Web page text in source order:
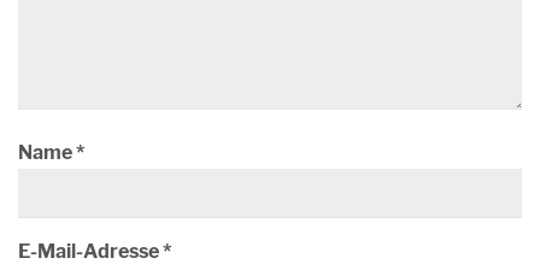
Name*
E-Mail-Adresse*